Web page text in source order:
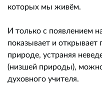
которых мы живём.
И только с появлением
показывает и открывает
природе, устраняя
(низшей природы),
духовного учителя.